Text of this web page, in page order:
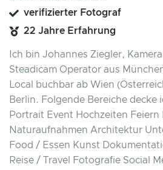
verifizierter Fotograf
22 Jahre Erfahrung
Ich bin Johannes Ziegler,
Steadicam Operator aus
Local buchbar ab Wien
Berlin. Folgende Bereiche decke
Portrait Event Hochzeiten Feiern
Naturaufnahmen Architektur
Food / Essen Kunst
Reise / Travel Fotografie Social